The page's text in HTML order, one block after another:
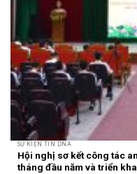
SỰ KIỆN TIN DNA
Hội nghị sơ kết công tác
tháng đầu năm và triển